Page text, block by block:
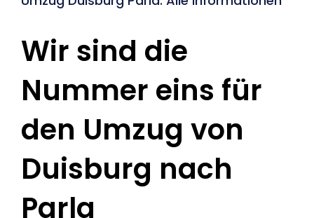
Wir sind die
Nummer eins für
den Umzug von
Duisburg nach
Parla